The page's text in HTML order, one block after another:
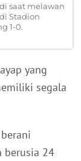
saat melawan
Stadion
1-0.
yang
segala
berusia 24